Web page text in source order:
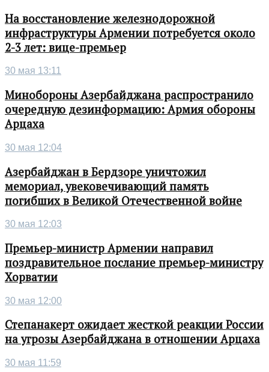
На восстановление железнодорожной
инфраструктуры Армении потребуется около
2-3 лет: вице-премьер
30 мая 13:11
Минобороны Азербайджана распространило
очередную дезинформацию: Армия обороны
Арцаха
30 мая 12:04
Азербайджан в Бердзоре уничтожил
мемориал, увековечивающий память
погибших в Великой Отечественной войне
30 мая 12:03
Премьер-министр Армении направил
поздравительное послание премьер-министру
Хорватии
30 мая 12:00
Степанакерт ожидает жесткой реакции России
на угрозы Азербайджана в отношении Арцаха
30 мая 11:59